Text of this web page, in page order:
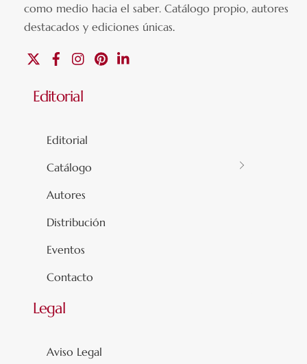
como medio hacia el saber.Catálogo propio, autores
destacados y ediciones únicas.
FacebookInstagramPinterest
Editorial
Editorial
Catálogo
Autores
Distribución
Eventos
Contacto
Legal
Aviso Legal